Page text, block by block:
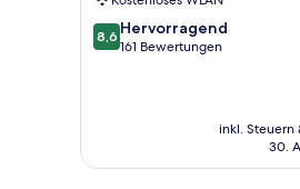
8.6
von
8,6 Hervorragend
161 Bewertungen
inkl.
30.